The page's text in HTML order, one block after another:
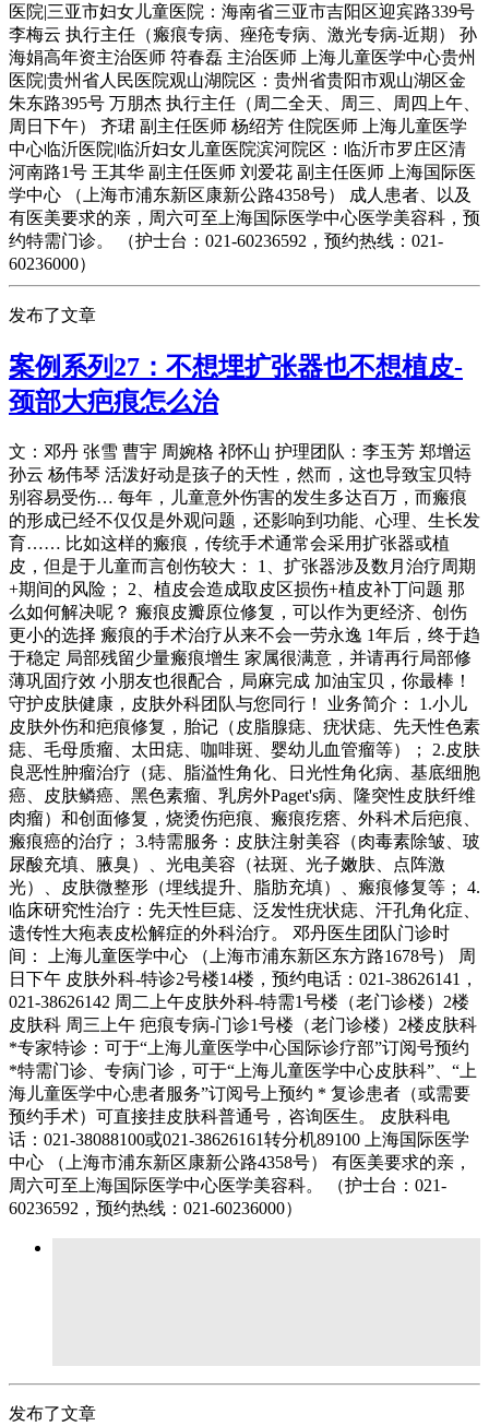
医院|三亚市妇女儿童医院：海南省三亚市吉阳区迎宾路339号
李梅云 执行主任（瘢痕专病、痤疮专病、激光专病-近期） 孙
海娟高年资主治医师 符春磊 主治医师 上海儿童医学中心贵州
医院|贵州省人民医院观山湖院区：贵州省贵阳市观山湖区金
朱东路395号 万朋杰 执行主任（周二全天、周三、周四上午、
周日下午） 齐珺 副主任医师 杨绍芳 住院医师 上海儿童医学
中心临沂医院|临沂妇女儿童医院滨河院区：临沂市罗庄区清
河南路1号 王其华 副主任医师 刘爱花 副主任医师 上海国际医
学中心 （上海市浦东新区康新公路4358号） 成人患者、以及
有医美要求的亲，周六可至上海国际医学中心医学美容科，预
约特需门诊。 （护士台：021-60236592，预约热线：021-
60236000）
发布了文章
案例系列27：不想埋扩张器也不想植皮-
颈部大疤痕怎么治
文：邓丹 张雪 曹宇 周婉格 祁怀山 护理团队：李玉芳 郑增运
孙云 杨伟琴 活泼好动是孩子的天性，然而，这也导致宝贝特
别容易受伤… 每年，儿童意外伤害的发生多达百万，而瘢痕
的形成已经不仅仅是外观问题，还影响到功能、心理、生长发
育…… 比如这样的瘢痕，传统手术通常会采用扩张器或植
皮，但是于儿童而言创伤较大： 1、扩张器涉及数月治疗周期
+期间的风险； 2、植皮会造成取皮区损伤+植皮补丁问题 那
么如何解决呢？ 瘢痕皮瓣原位修复，可以作为更经济、创伤
更小的选择 瘢痕的手术治疗从来不会一劳永逸 1年后，终于趋
于稳定 局部残留少量瘢痕增生 家属很满意，并请再行局部修
薄巩固疗效 小朋友也很配合，局麻完成 加油宝贝，你最棒！
守护皮肤健康，皮肤外科团队与您同行！ 业务简介： 1.小儿
皮肤外伤和疤痕修复，胎记（皮脂腺痣、疣状痣、先天性色素
痣、毛母质瘤、太田痣、咖啡斑、婴幼儿血管瘤等）； 2.皮肤
良恶性肿瘤治疗（痣、脂溢性角化、日光性角化病、基底细胞
癌、皮肤鳞癌、黑色素瘤、乳房外Paget's病、隆突性皮肤纤维
肉瘤）和创面修复，烧烫伤疤痕、瘢痕疙瘩、外科术后疤痕、
瘢痕癌的治疗； 3.特需服务：皮肤注射美容（肉毒素除皱、玻
尿酸充填、腋臭）、光电美容（祛斑、光子嫩肤、点阵激
光）、皮肤微整形（埋线提升、脂肪充填）、瘢痕修复等； 4.
临床研究性治疗：先天性巨痣、泛发性疣状痣、汗孔角化症、
遗传性大疱表皮松解症的外科治疗。 邓丹医生团队门诊时
间： 上海儿童医学中心 （上海市浦东新区东方路1678号） 周
日下午 皮肤外科-特诊2号楼14楼，预约电话：021-38626141，
021-38626142 周二上午皮肤外科-特需1号楼（老门诊楼）2楼
皮肤科 周三上午 疤痕专病-门诊1号楼（老门诊楼）2楼皮肤科
*专家特诊：可于“上海儿童医学中心国际诊疗部”订阅号预约
*特需门诊、专病门诊，可于“上海儿童医学中心皮肤科”、“上
海儿童医学中心患者服务”订阅号上预约 * 复诊患者（或需要
预约手术）可直接挂皮肤科普通号，咨询医生。 皮肤科电
话：021-38088100或021-38626161转分机89100 上海国际医学
中心 （上海市浦东新区康新公路4358号） 有医美要求的亲，
周六可至上海国际医学中心医学美容科。 （护士台：021-
60236592，预约热线：021-60236000）
发布了文章